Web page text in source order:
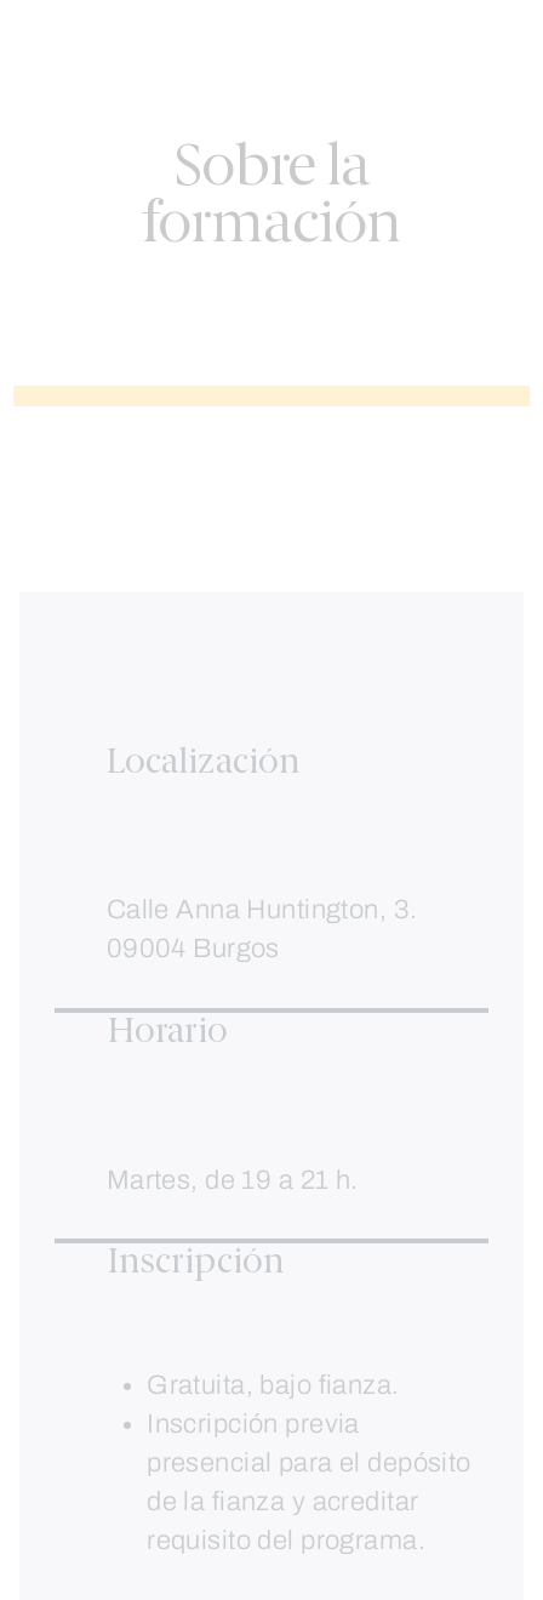
Sobre la
formación
Localización
Calle Anna Huntington, 3.
09004 Burgos
Horario
Martes, de 19 a 21 h.
Inscripción
Gratuita, bajo fianza.
Inscripción previa
presencial para el depósito
de la fianza y acreditar
requisito del programa.